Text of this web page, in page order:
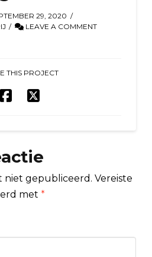
29, 2020
LEAVE A COMMENT
THIS PROJECT
niet gepubliceerd. Vereiste
met *